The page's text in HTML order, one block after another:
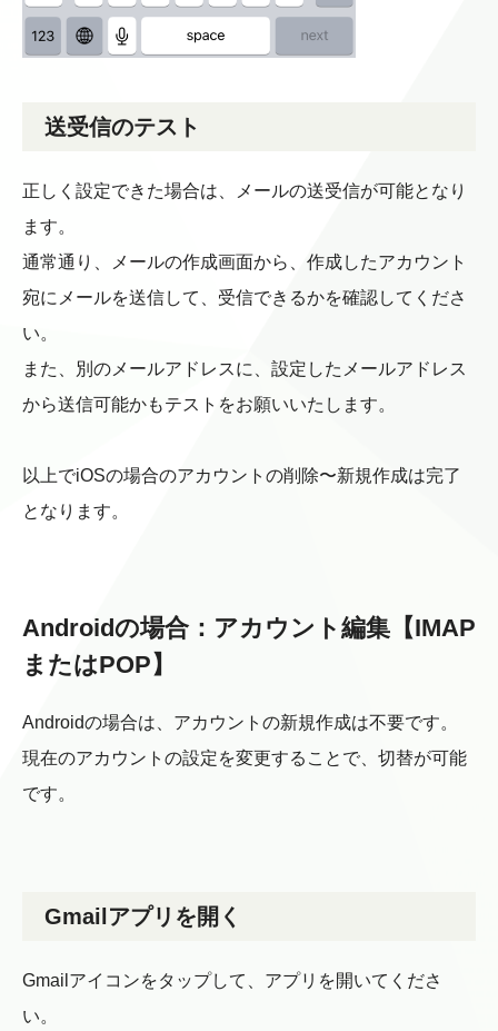
送受信のテスト
正しく設定できた場合は、メールの送受信が可能となり
ます。
通常通り、メールの作成画面から、作成したアカウント
宛にメールを送信して、受信できるかを確認してくださ
い。
また、別のメールアドレスに、設定したメールアドレス
から送信可能かもテストをお願いいたします。
以上でiOSの場合のアカウントの削除〜新規作成は完了
となります。
Androidの場合：アカウント編集【IMAP
またはPOP】
Androidの場合は、アカウントの新規作成は不要です。
現在のアカウントの設定を変更することで、切替が可能
です。
Gmailアプリを開く
Gmailアイコンをタップして、アプリを開いてくださ
い。